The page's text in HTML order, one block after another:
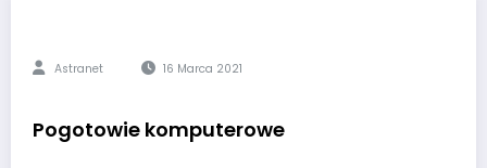
Astranet 16 Marca 2021
Pogotowie komputerowe